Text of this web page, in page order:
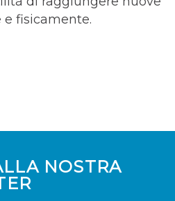
fisicamente.
NOSTRA